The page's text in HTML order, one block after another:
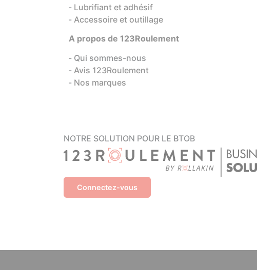
NOTRE SOLUTION POUR LE BTOB
Connectez-vous
Lubrifiant et adhésif
Accessoire et outillage
A propos de 123Roulement
Qui sommes-nous
Avis 123Roulement
Nos marques